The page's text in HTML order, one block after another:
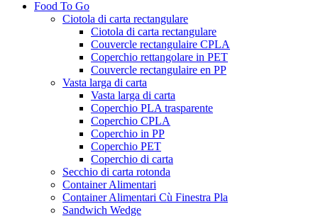
Food To Go
Ciotola di carta rectangulare
Ciotola di carta rectangulare
Couvercle rectangulaire CPLA
Coperchio rettangolare in PET
Couvercle rectangulaire en PP
Vasta larga di carta
Vasta larga di carta
Coperchio PLA trasparente
Coperchio CPLA
Coperchio in PP
Coperchio PET
Coperchio di carta
Secchio di carta rotonda
Container Alimentari
Container Alimentari Cù Finestra Pla
Sandwich Wedge